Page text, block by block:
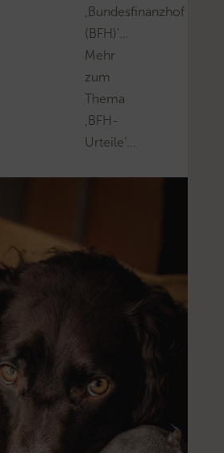
‚Bundesfinanzhof
(BFH)’…
Mehr
zum
Thema
‚BFH-
Urteile’…